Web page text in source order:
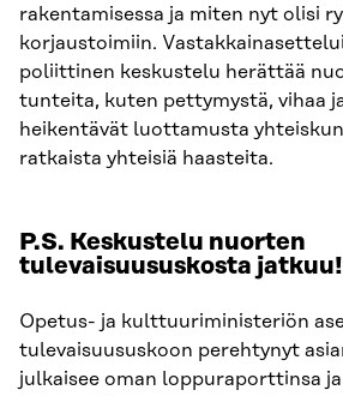
rakentamisessa ja miten nyt olisi
korjaustoimiin.
poliittinen keskustelu herättää
tunteita, kuten pettymystä, vihaa
heikentävät luottamusta
ratkaista yhteisiä haasteita.
P.S. Keskustelu nuorten
tulevaisuususkosta jatkuu!
Opetus- ja kulttuuriministeriön
tulevaisuususkoon perehtynyt
julkaisee oman loppuraporttinsa ja